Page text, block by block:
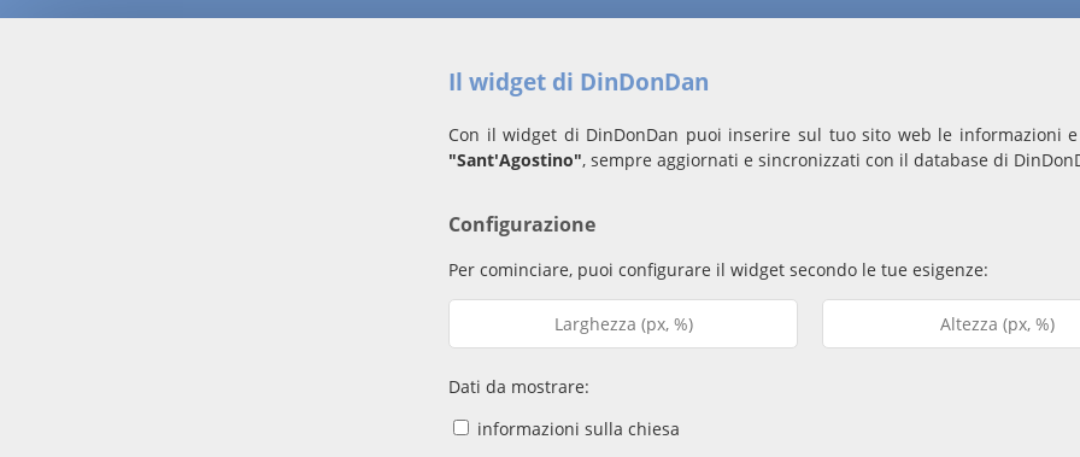
Il widget di DinDonDan
Con il widget di DinDonDan puoi inserire sul tuo sito web le informazioni
"Sant'Agostino", sempre aggiornati e sincronizzati con il database di
Configurazione
Per cominciare, puoi configurare il widget secondo le tue esigenze:
Dati da mostrare:
informazioni sulla chiesa